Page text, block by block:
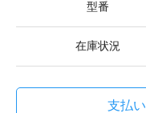
型番
在庫状況
支払